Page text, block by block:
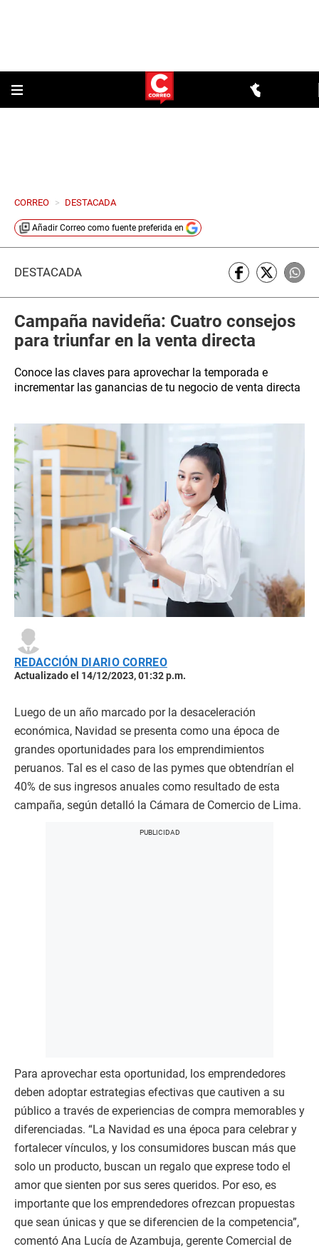
CORREO > DESTACADA
Añadir Correo como fuente preferida en
DESTACADA
Campaña navideña: Cuatro consejos
para triunfar en la venta directa
Conoce las claves para aprovechar la temporada e
incrementar las ganancias de tu negocio de venta directa
REDACCIÓN DIARIO CORREO
Actualizado el 14/12/2023, 01:32 p.m.
Luego de un año marcado por la desaceleración
económica, Navidad se presenta como una época de
grandes oportunidades para los emprendimientos
peruanos. Tal es el caso de las pymes que obtendrían el
40% de sus ingresos anuales como resultado de esta
campaña, según detalló la Cámara de Comercio de Lima.
Para aprovechar esta oportunidad, los emprendedores
deben adoptar estrategias efectivas que cautiven a su
público a través de experiencias de compra memorables y
diferenciadas. “La Navidad es una época para celebrar y
fortalecer vínculos, y los consumidores buscan más que
solo un producto, buscan un regalo que exprese todo el
amor que sienten por sus seres queridos. Por eso, es
importante que los emprendedores ofrezcan propuestas
que sean únicas y que se diferencien de la competencia”,
comentó Ana Lucía de Azambuja, gerente Comercial de